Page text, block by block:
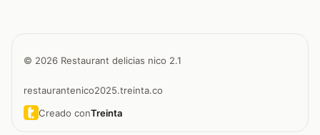
© 2026 Restaurant delicias nico 2.1
restaurantenico2025.treinta.co
Creado conTreinta